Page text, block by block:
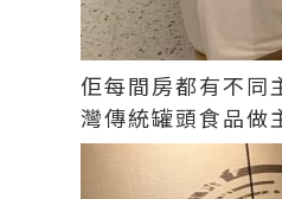
佢每間房都有不同
灣傳統罐頭食品做